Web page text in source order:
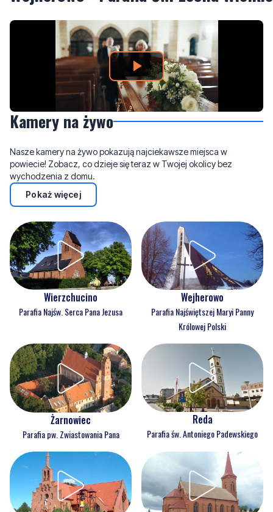
Kamery na żywo
Nasze kamery na żywo pokazują najciekawsze miejsca w
powiecie! Zobacz, co dzieje się teraz w Twojej okolicy bez
wychodzenia z domu.
Pokaż więcej
Wierzchucino
Parafia Najśw. Serca Pana Jezusa
Wejherowo
Parafia Najświętszej Maryi Panny
Królowej Polski
Żarnowiec
Parafia pw. Zwiastowania Pana
Reda
Parafia św. Antoniego Padewskiego